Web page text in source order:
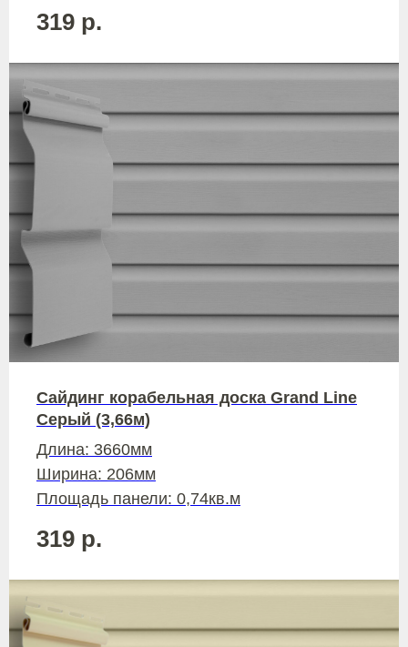
319 р.
Сайдинг корабельная доска Grand Line
Серый (3,66м)
Длина: 3660мм
Ширина: 206мм
Площадь панели: 0,74кв.м
319 р.